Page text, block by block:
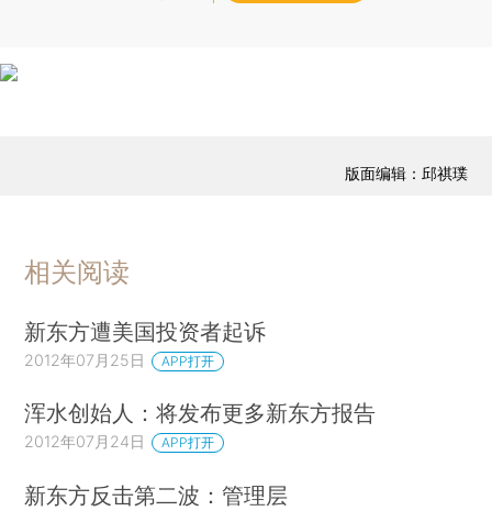
版面编辑：邱祺璞
相关阅读
新东方遭美国投资者起诉
2012年07月25日 APP打开
浑水创始人：将发布更多新东方报告
2012年07月24日 APP打开
新东方反击第二波：管理层